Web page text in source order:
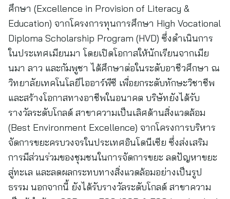
ศึกษา (Excellence in Provision of Literacy &
Education) จากโครงการทุนการศึกษา High Vocational
Diploma Scholarship Program (HVD) ซึ่งดำเนินการ
ในประเทศเมียนมา โดยเปิดโอกาสให้นักเรียนจากเมีย
นมา ลาว และกัมพูชา ได้ศึกษาต่อในระดับอาชีวศึกษา ณ
วิทยาลัยเทคโนโลยีไออาร์พีซี เพื่อยกระดับทักษะวิชาชีพ
และสร้างโอกาสทางอาชีพในอนาคต บริษัทยังได้รับ
รางวัลระดับโกลด์ สาขาความเป็นเลิศด้านสิ่งแวดล้อม
(Best Environment Excellence) จากโครงการบริหาร
จัดการขยะครบวงจรในประเทศอินโดนีเซีย ซึ่งส่งเสริม
การมีส่วนร่วมของชุมชนในการจัดการขยะ ลดปัญหาขยะ
สู่ทะเล และลดผลกระทบทางสิ่งแวดล้อมอย่างเป็นรูป
ธรรม นอกจากนี้ ยังได้รับรางวัลระดับโกลด์ สาขาความ